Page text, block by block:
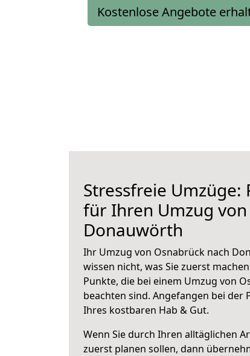
Kostenlose Angebote
Stressfreie
für Ihren Umzug
Donauwörth
Ihr Umzug von Osnabrück nach
wissen nicht, was Sie zuerst
Punkte, die bei einem Umzug von
beachten sind. Angefangen bei der
Ihres kostbaren Hab & Gut.
Wenn Sie durch Ihren alltäglichen
zuerst planen sollen, dann